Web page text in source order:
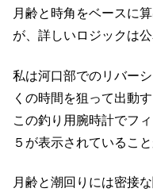
月齢と時角をベースに
が、詳しいロジックは
私は河口部でのリバー
くの時間を狙って出動
この釣り用腕時計でフ
５が表示されているこ
月齢と潮回りには密接